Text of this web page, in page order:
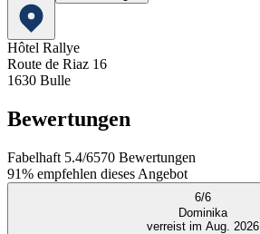
Hôtel Rallye
Route de Riaz 16
1630 Bulle
Bewertungen
Fabelhaft 5.4/6570 Bewertungen
91% empfehlen dieses Angebot
6/6
Dominika
verreist im Aug. 2026